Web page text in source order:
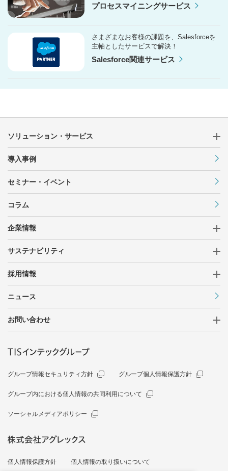
プロセスマイニングサービス
さまざまなお客様の課題を、Salesforceを
主軸としたサービスで解決！
Salesforce関連サービス
ソリューション・サービス
導入事例
セミナー・イベント
コラム
企業情報
サステナビリティ
採用情報
ニュース
お問い合わせ
グループ情報セキュリティ方針 グループ個人情報保護方針
グループ内における個人情報の共同利用について
ソーシャルメディアポリシー
個人情報保護方針 個人情報の取り扱いについて